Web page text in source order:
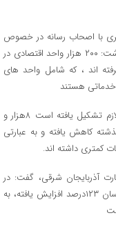
با اصحاب رسانه در خصوص
آمار و ارقام بازرسی های در یازده ماه گذشته، اظهار داشت: ۲۰۰ هزار واحد اقتصادی در
اند ، که شامل واحد های
هستند
وی افزود: پرونده های تخلفاتی که علاوه بر تذکرات لازم تشکیل یافته است ۸هزار و
سال گذشته کاهش یافته و به عبارتی
کمتری داشته اند.
آذربایجان شرقی، گفت: در
حوزه قاچاق علارغم اینکه بازرسان این حوزه تعدا بازرسان ۱۲۳درصد افزایش یافته، به